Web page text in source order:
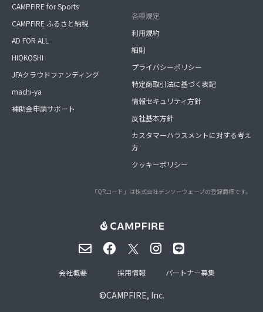
CAMPFIRE for Sports
CAMPFIRE ふるさと納税
AD FOR ALL
HIOKOSHI
JFAクラウドファンディング
machi-ya
補助金申請サポート
各種規定
利用規約
細則
プライバシーポリシー
特定商取引法に基づく表記
情報セキュリティ方針
反社基本方針
カスタマーハラスメントに対する考え
方
クッキーポリシー
「QRコード」は株式会社デンソーウェーブの登録商標です。
©CAMPFIRE, Inc.
会社概要 採用情報 パートナー募集